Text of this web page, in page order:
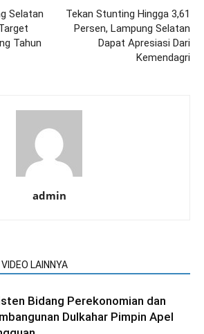
Selatan
Tahun
Tekan Stunting Hingga 3,61
Persen, Lampung Selatan
Dapat Apresiasi Dari
Kemendagri
admin
VIDEO LAINNYA
Bidang Perekonomian dan
Dulkahar Pimpin Apel